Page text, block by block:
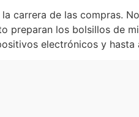
carrera de las compras.
preparan los bolsillos de
electrónicos y